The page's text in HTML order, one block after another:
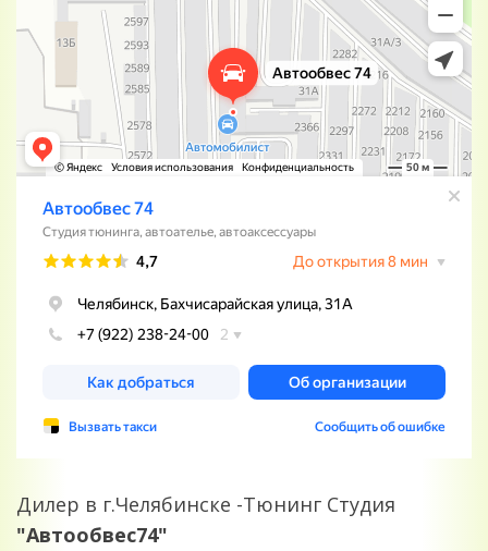
Дилер в г.Челябинске -Тюнинг Студия
"Автообвес74"